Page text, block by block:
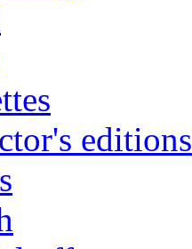
editions